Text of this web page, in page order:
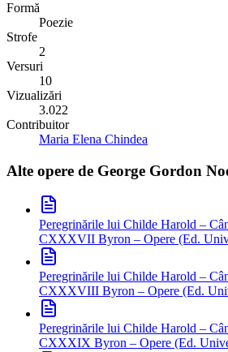
Formă
Poezie
Strofe
2
Versuri
10
Vizualizări
3.022
Contribuitor
Maria Elena Chindea
Alte opere de George Gordon
Peregrinările lui Childe Harold –
CXXXVII Byron – Opere (Ed.
Peregrinările lui Childe Harold –
CXXXVIII Byron – Opere (Ed.
Peregrinările lui Childe Harold –
CXXXIX Byron – Opere (Ed.